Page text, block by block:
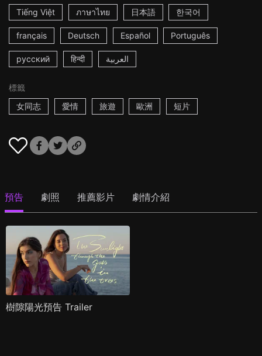
Tiếng Việt ภาษาไทย 日本語 한국어
français Deutsch Español Português
русский हिन्दी العربية
標籤
女同志
愛情 旅遊 歐洲 短片
預告 劇照 推薦影片 劇情介紹
樹隙陽光預告 Trailer